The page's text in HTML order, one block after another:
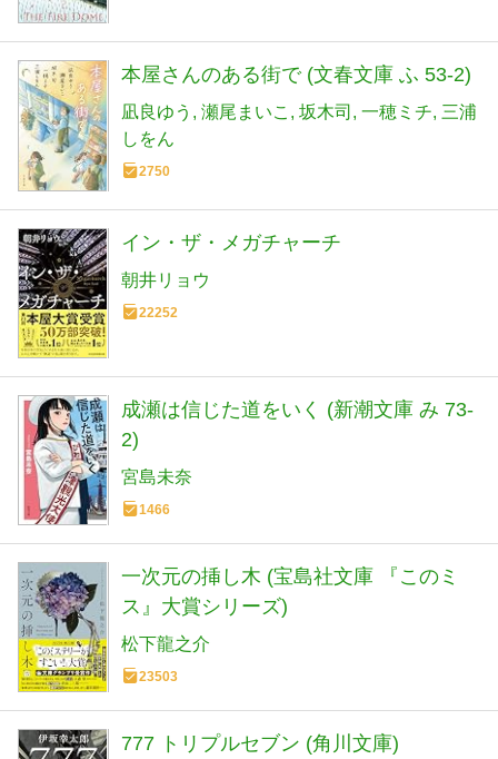
本屋さんのある街で (文春文庫 ふ 53-2)
凪良ゆう 瀬尾まいこ 坂木司 一穂ミチ 三浦
しをん
2750
イン・ザ・メガチャーチ
朝井リョウ
22252
成瀬は信じた道をいく (新潮文庫 み 73-
2)
宮島未奈
1466
一次元の挿し木 (宝島社文庫 『このミ
ス』大賞シリーズ)
松下龍之介
23503
777 トリプルセブン (角川文庫)